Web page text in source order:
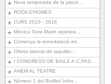
Nova temporada de la piscin...
RODA D'HOMES
CURS 2015 - 2016
Mònica Torre-Marin repeteix...
Comença la remodelació int...
Oferta laboral de taquiller...
I CONGRESO DE BAILE A.C.PAS...
ANEM AL TEATRE
Número 1 del Butlletí Infor...